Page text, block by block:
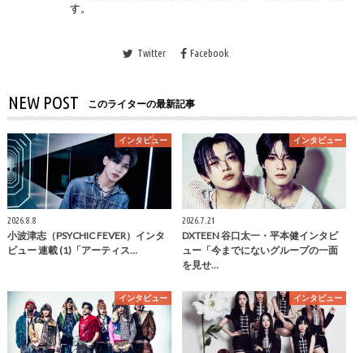
す。
Twitter Facebook
NEW POST このライターの最新記事
インタビュー
2026.8.8
小波津志（PSYCHIC FEVER）インタ
ビュー 連載 (1)「アーティス…
インタビュー
2026.7.21
DXTEEN 谷口太一・平本健インタビ
ュー「今までにないグループの一面
を見せ…
インタビュー インタビュー